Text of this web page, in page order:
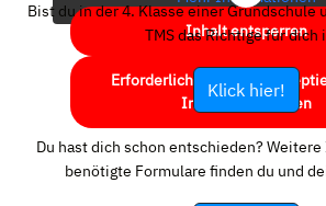
Inhalt entsperren
Erforderlichen Service
Inhalte entsperren
Bist du in der 4. Klasse einer Grundschule
TMS das Richtige für dich
Klick hier!
Du hast dich schon entschieden?
benötigte Formulare finden du und